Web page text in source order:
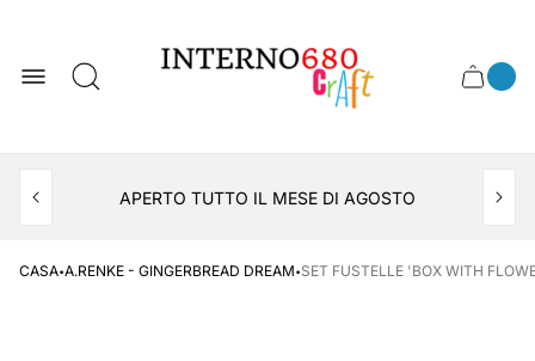
del
negozio
Cassetto
APERTO TUTTO IL MESE DI AGOSTO
CASA·A.RENKE - GINGERBREAD DREAM·SET FUSTELLE 'BOX WITH